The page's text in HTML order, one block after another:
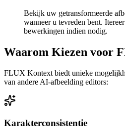
Bekijk uw getransformeerde
wanneer u tevreden bent.
bewerkingen indien nodig.
Waarom Kiezen voor
FLUX Kontext biedt unieke
van andere AI-afbeelding editors:
Karakterconsistentie